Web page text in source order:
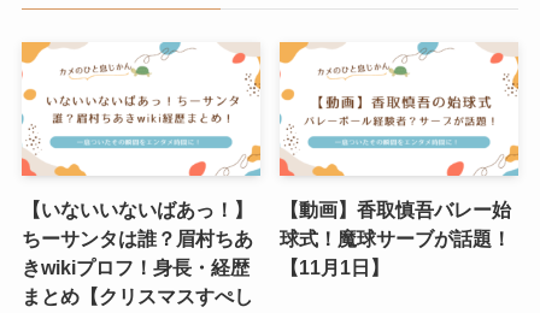
【いないいないばあっ！】
ちーサンタは誰？眉村ちあ
きwikiプロフ！身長・経歴
まとめ【クリスマスすぺし
【動画】香取慎吾バレー始
球式！魔球サーブが話題！
【11月1日】